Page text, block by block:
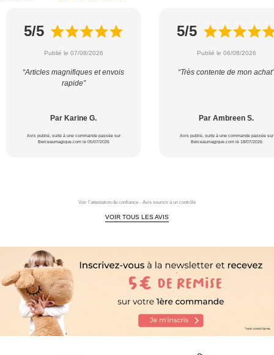
5/5
Publié le 07/08/2026
“Articles magnifiques et envois
rapide”
Par Karine G.
Avis publié, suite à une commande passée sur
Berceaumagique.com le 05/07/2026
5/5
Publié le 06/08/2026
“Très contente de mon achat”
Par Ambreen S.
Avis publié, suite à une commande passée sur
Berceaumagique.com le 18/07/2026
Voir l'attestation de confiance - Avis soumis à un contrôle
VOIR TOUS LES AVIS